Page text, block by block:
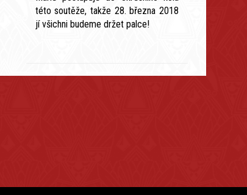
této soutěže, takže 28. března 2018
jí všichni budeme držet palce!